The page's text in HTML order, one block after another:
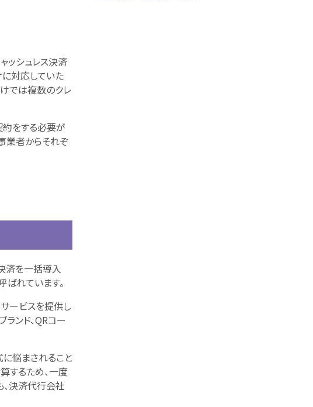
ッシュレス決済
に対応していた
けでは複数のクレ
をする必要が
業者からそれぞ
済を一括導入
れています。
ービスを提供し
ンド、QRコー
悩まされること
するため、一度
、決済代行会社